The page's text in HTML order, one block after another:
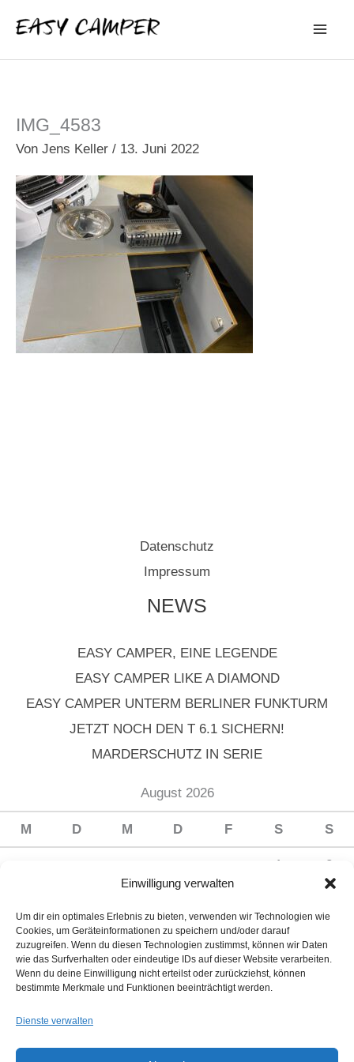
Einwilligung verwalten
Um dir ein optimales Erlebnis zu bieten, verwenden wir Technologien wie
Cookies, um Geräteinformationen zu speichern und/oder darauf
zuzugreifen. Wenn du diesen Technologien zustimmst, können wir Daten
wie das Surfverhalten oder eindeutige IDs auf dieser Website verarbeiten.
Wenn du deine Einwilligung nicht erteilst oder zurückziehst, können
bestimmte Merkmale und Funktionen beeinträchtigt werden.
Dienste verwalten
Inhalt
springen
IMG_4583
Von Jens Keller / 13. Juni 2022
Datenschutz
Impressum
NEWS
EASY CAMPER, EINE LEGENDE
EASY CAMPER LIKE A DIAMOND
EASY CAMPER UNTERM BERLINER FUNKTURM
JETZT NOCH DEN T 6.1 SICHERN!
MARDERSCHUTZ IN SERIE
August 2026
M D M D F S S
1
2
6
9
10
11 12 13 14 15
16
17
18 19 20 21 22
23
24
25 26 27 28 29